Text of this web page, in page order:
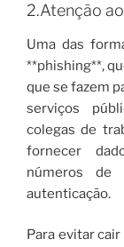
2.Atenção
Uma das
**phishing**,
que se fazem
serviços
colegas de
fornecer
números
autenticação.
Para evitar